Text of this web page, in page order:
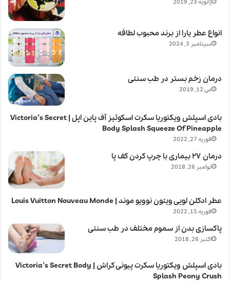
ژانویه 23, 2019
انواع عطر یارا از برند محبوب لطافه
سپتامبر 3, 2024
درمان زخم بستر در طب سنتی
می 12, 2019
بادی اسپلش ویکتوریا سکرت اسکوئیز آف پاین اپل | Victoria’s Secret
Body Splash Squeeze Of Pineapple
فوریه 27, 2022
درمان ۲۷ بیماری با چرپ کردن کف پا
نوامبر 26, 2018
عطر ادکلن لویی ویتون نوویو موند | Louis Vuitton Nouveau Monde
فوریه 15, 2022
پاکسازی بدن از سموم مختلف در طب سنتی
اکتبر 26, 2018
بادی اسپلش ویکتوریا سکرت پیونی کراش | Victoria’s Secret Body
Splash Peony Crush